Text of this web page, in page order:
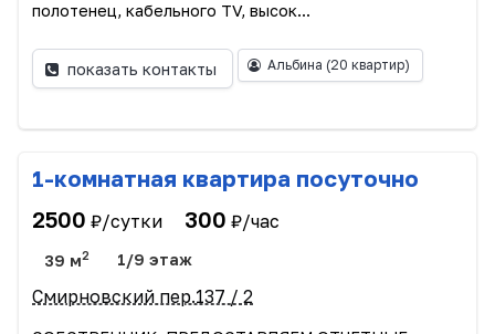
полотенец, кабельного TV, высок...
показать контакты Альбина (20 квартир)
1-комнатная квартира посуточно
2500 ₽/сутки 300 ₽/час
39 м2 1/9 этаж
Смирновский пер.137 / 2